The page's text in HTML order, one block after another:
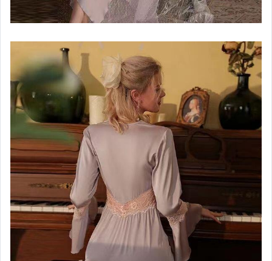
女包精品與女鞋
家電與影音視聽